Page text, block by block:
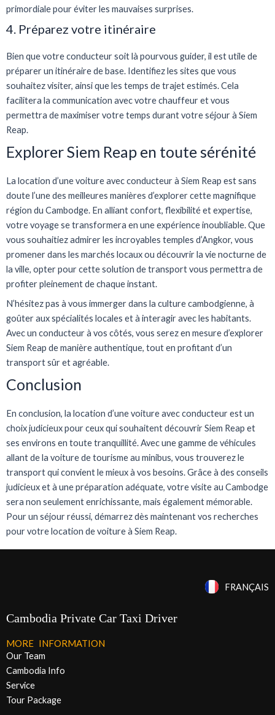
primordiale pour éviter les mauvaises surprises.
4. Préparez votre itinéraire
Bien que votre conducteur soit là pourvous guider, il est utile de
préparer un itinéraire de base. Identifiez les sites que vous
souhaitez visiter, ainsi que les temps de trajet estimés. Cela
facilitera la communication avec votre chauffeur et vous
permettra de maximiser votre temps durant votre séjour à Siem
Reap.
Explorer Siem Reap en toute sérénité
La location d’une voiture avec conducteur à Siem Reap est sans
doute l’une des meilleures manières d’explorer cette magnifique
région du Cambodge. En alliant confort, flexibilité et expertise,
votre voyage se transformera en une expérience inoubliable. Que
vous souhaitiez admirer les incroyables temples d’Angkor, vous
promener dans les marchés locaux ou découvrir la vie nocturne de
la ville, opter pour cette solution de transport vous permettra de
profiter pleinement de chaque instant.
N’hésitez pas à vous immerger dans la culture cambodgienne, à
goûter aux spécialités locales et à interagir avec les habitants.
Avec un conducteur à vos côtés, vous serez en mesure d’explorer
Siem Reap de manière authentique, tout en profitant d’un
transport sûr et agréable.
Conclusion
En conclusion, la location d’une voiture avec conducteur est un
choix judicieux pour ceux qui souhaitent découvrir Siem Reap et
ses environs en toute tranquillité. Avec une gamme de véhicules
allant de la voiture de tourisme au minibus, vous trouverez le
transport qui convient le mieux à vos besoins. Grâce à des conseils
judicieux et à une préparation adéquate, votre visite au Cambodge
sera non seulement enrichissante, mais également mémorable.
Pour un séjour réussi, démarrez dès maintenant vos recherches
pour votre location de voiture à Siem Reap.
FRANÇAIS
Cambodia Private Car Taxi Driver
MORE INFORMATION
Our Team
Cambodia Info
Service
Tour Package